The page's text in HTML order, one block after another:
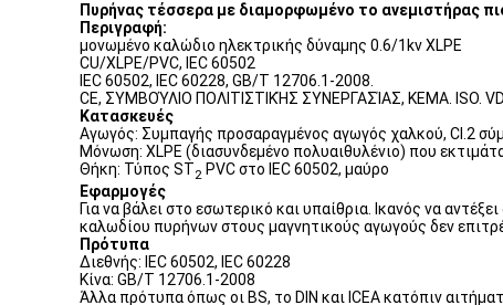
Πυρήνας τέσσερα με διαμορφωμένο το ανεμιστήρας
Περιγραφή:
μονωμένο καλώδιο ηλεκτρικής δύναμης 0.6/1kv XLPE
CU/XLPE/PVC, IEC 60502
IEC 60502, IEC 60228, GB/T 12706.1-2008.
CE, ΣΥΜΒΟΎΛΙΟ ΠΟΛΙΤΙΣΤΙΚΉΣ ΣΥΝΕΡΓΑΣΊΑΣ, KEMA. ISO.
Κατασκευές
Αγωγός: Συμπαγής προσαραγμένος αγωγός χαλκού, Cl.2
Μόνωση: XLPE (διασυνδεμένο πολυαιθυλένιο) που
Θήκη: Τύπος ST2 PVC στο IEC 60502, μαύρο
Εφαρμογές
Για να βάλει στο εσωτερικό και υπαίθρια. Ικανός να
καλωδίου πυρήνων στους μαγνητικούς αγωγούς δεν
Πρότυπα
Διεθνής: IEC 60502, IEC 60228
Κίνα: GB/T 12706.1-2008
Άλλα πρότυπα όπως οι BS, το DIN και ICEA κατόπιν